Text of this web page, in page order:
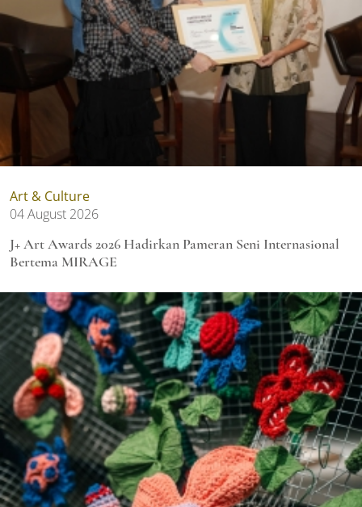
Art & Culture
04 August 2026
J+ Art Awards 2026 Hadirkan Pameran Seni Internasional
Bertema MIRAGE